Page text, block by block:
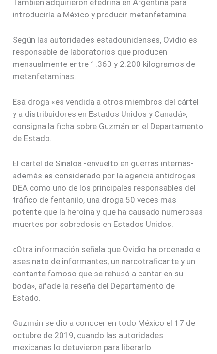
También adquirieron efedrina en Argentina para
introducirla a México y producir metanfetamina.
Según las autoridades estadounidenses, Ovidio es
responsable de laboratorios que producen
mensualmente entre 1.360 y 2.200 kilogramos de
metanfetaminas.
Esa droga «es vendida a otros miembros del cártel
y a distribuidores en Estados Unidos y Canadá»,
consigna la ficha sobre Guzmán en el Departamento
de Estado.
El cártel de Sinaloa -envuelto en guerras internas-
además es considerado por la agencia antidrogas
DEA como uno de los principales responsables del
tráfico de fentanilo, una droga 50 veces más
potente que la heroína y que ha causado numerosas
muertes por sobredosis en Estados Unidos.
«Otra información señala que Ovidio ha ordenado el
asesinato de informantes, un narcotraficante y un
cantante famoso que se rehusó a cantar en su
boda», añade la reseña del Departamento de
Estado.
Guzmán se dio a conocer en todo México el 17 de
octubre de 2019, cuando las autoridades
mexicanas lo detuvieron para liberarlo